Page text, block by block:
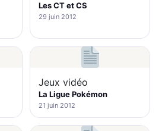
Les CT et CS
29 juin 2012
Jeux vidéo
La Ligue Pokémon
21 juin 2012